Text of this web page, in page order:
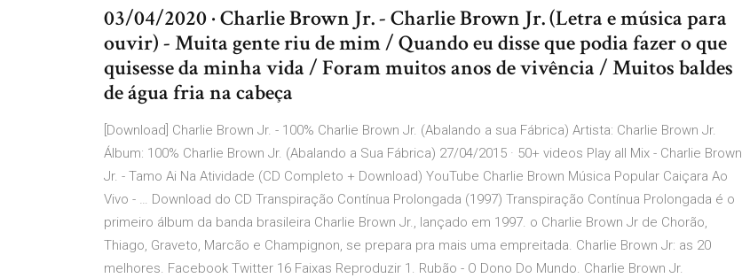
03/04/2020 · Charlie Brown Jr. - Charlie Brown Jr. (Letra e música para
ouvir) - Muita gente riu de mim / Quando eu disse que podia fazer o que
quisesse da minha vida / Foram muitos anos de vivência / Muitos baldes
de água fria na cabeça
[Download] Charlie Brown Jr. - 100% Charlie Brown Jr. (Abalando a sua Fábrica) Artista: Charlie Brown Jr.
Álbum: 100% Charlie Brown Jr. (Abalando a Sua Fábrica) 27/04/2015 · 50+ videos Play all Mix - Charlie Brown
Jr. - Tamo Ai Na Atividade (CD Completo + Download) YouTube Charlie Brown Música Popular Caiçara Ao
Vivo - … Download do CD Transpiração Contínua Prolongada (1997) Transpiração Contínua Prolongada é o
primeiro álbum da banda brasileira Charlie Brown Jr., lançado em 1997. o Charlie Brown Jr de Chorão,
Thiago, Graveto, Marcão e Champignon, se prepara pra mais uma empreitada. Charlie Brown Jr: as 20
melhores. Facebook Twitter 16 Faixas Reproduzir 1. Rubão - O Dono Do Mundo. Charlie Brown Jr.